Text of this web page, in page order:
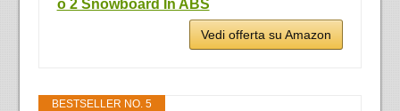
o 2 Snowboard In ABS
Vedi offerta su Amazon
BESTSELLER NO. 5